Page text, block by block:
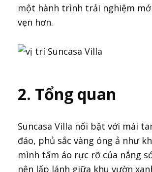
một hành trình trải nghiệm
vẹn hơn.
2. Tổng quan
Suncasa Villa nổi bật với mái
đáo, phủ sắc vàng óng ả như
mình tấm áo rực rỡ của nắng
nên lấp lánh giữa khu vườn